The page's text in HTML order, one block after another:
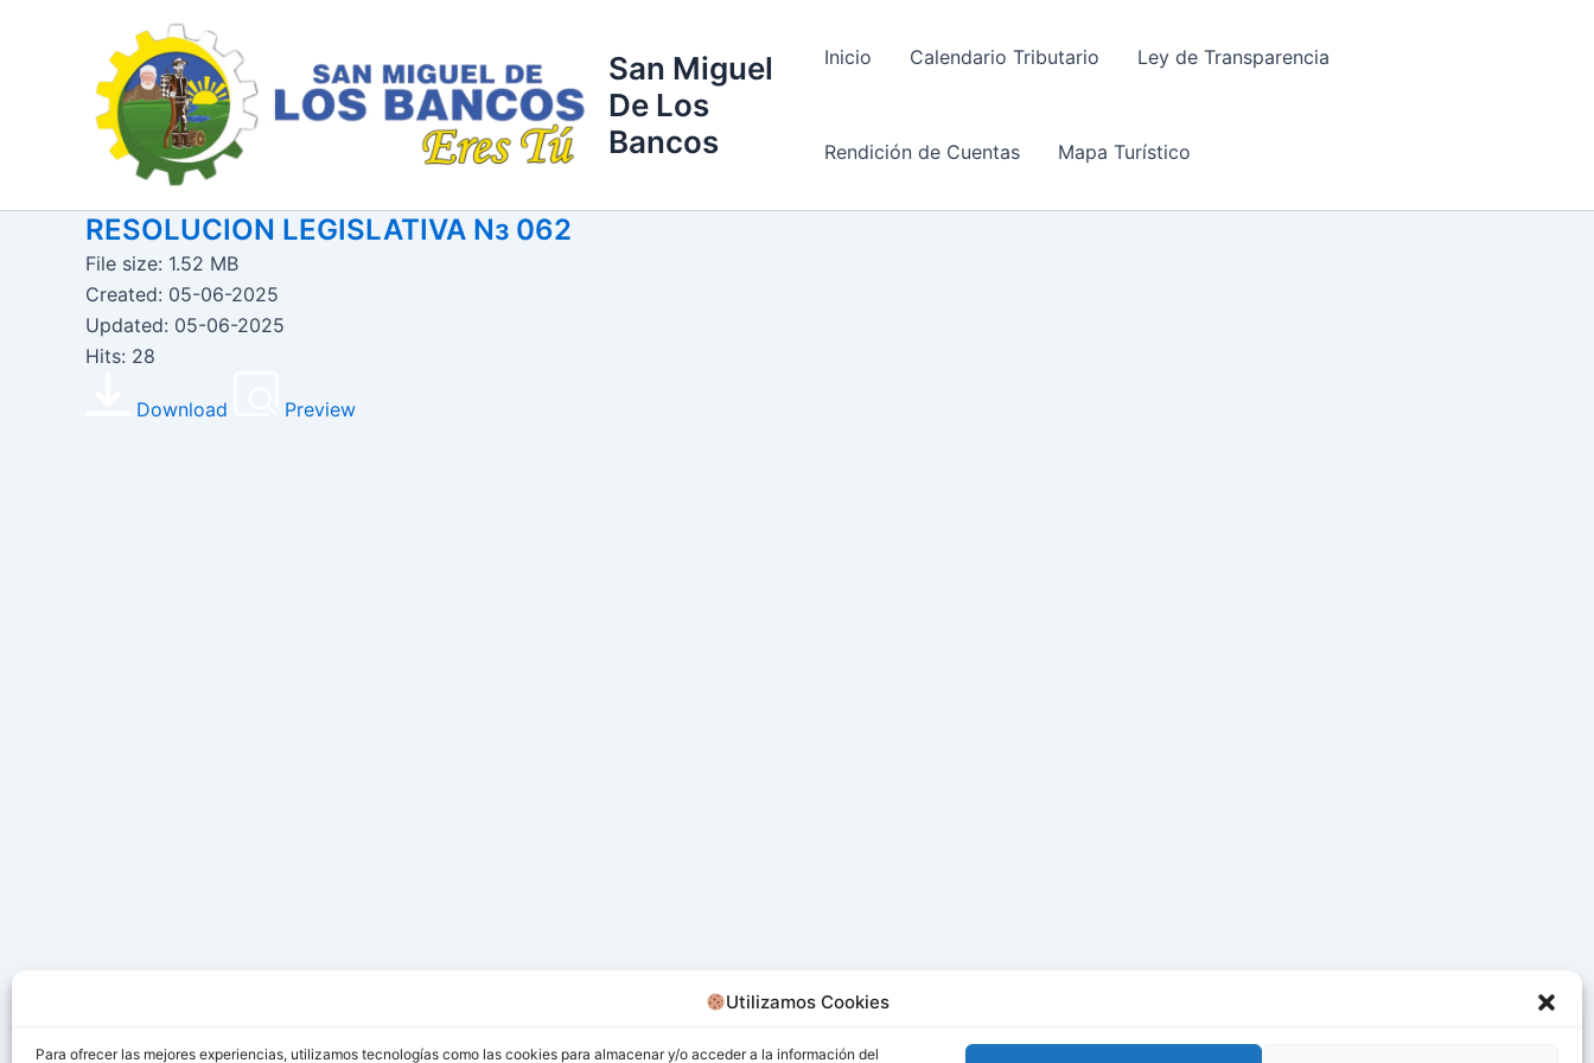
Utilizamos Cookies
Para ofrecer las mejores experiencias, utilizamos tecnologías como las cookies para almacenar y/o acceder a la información del
San Miguel
De Los
Bancos
Inicio Calendario Tributario Ley de Transparencia
Rendición de Cuentas Mapa Turístico
RESOLUCION LEGISLATIVA Nз 062
File size: 1.52 MB
Created: 05-06-2025
Updated: 05-06-2025
Hits: 28
Download Preview